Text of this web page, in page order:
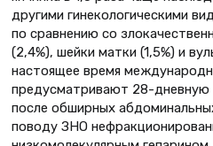
другими гинекологическими
по сравнению со
(2,4%), шейки матки (1,5%) и
настоящее время
предусматривают 28-
после обширных
поводу ЗНО